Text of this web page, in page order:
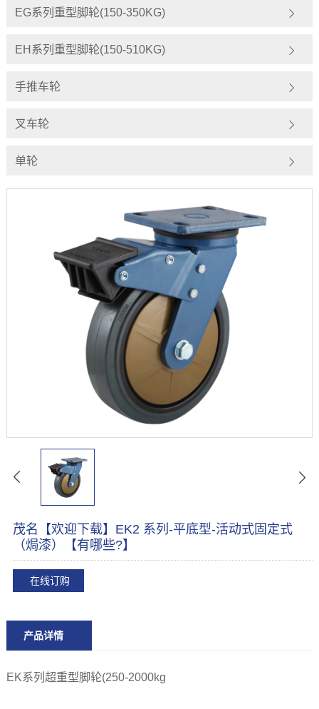
EG系列重型脚轮(150-350KG)
EH系列重型脚轮(150-510KG)
手推车轮
叉车轮
单轮
茂名【欢迎下载】EK2 系列-平底型-活动式固定式
（焗漆）【有哪些?】
在线订购
产品详情
EK系列超重型脚轮(250-2000kg